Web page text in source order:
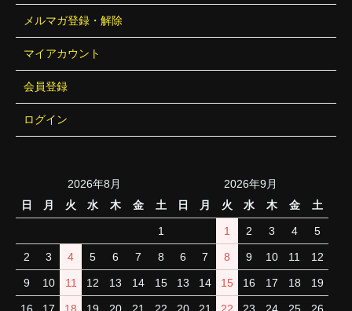
メルマガ登録・解除
マイアカウント
会員登録
ログイン
2026年8月
日
月 火 水 木 金 土
1
2 3 4 5 6 7 8
9 10 11 12 13 14 15
2026年9月
日
月 火 水 木 金 土
1 2 3 4 5
6 7 8 9 10 11 12
13 14 15 16 17 18 19